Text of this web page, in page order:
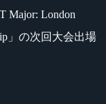
Major: London
」の次回大会出場